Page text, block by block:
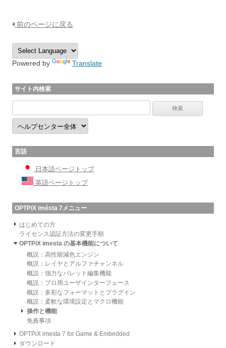
前のページに戻る
Powered by Translate
サイト内検索
言語
日本語ページトップ
英語ページトップ
OPTPiX imésta 7メニュー
はじめての方
ライセンス認証方法の変更手順
OPTPiX imesta の基本機能について
概説：高性能減色エンジン
概説：レイヤとアルファチャンネル
概説：強力なパレット編集機能
概説：プロ用ユーザインターフェース
概説：多彩なフォーマットとプラグイン
概説：柔軟な環境設定とマクロ機能
操作と機能
免責事項
OPTPiX imesta 7 for Game & Embedded
ダウンロード